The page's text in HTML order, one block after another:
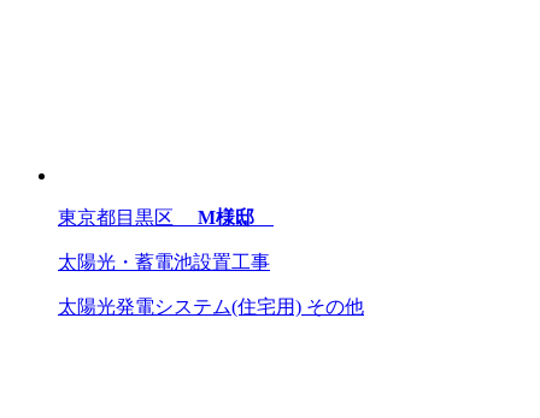
東京都目黒区 M様邸
太陽光・蓄電池設置工事
太陽光発電システム(住宅用) その他